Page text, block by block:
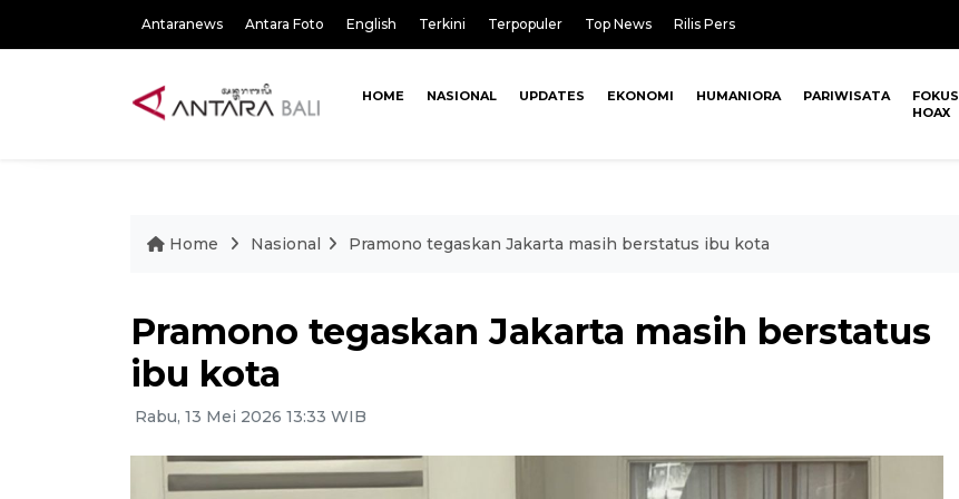
Antaranews Antara Foto English Terkini Terpopuler Top News Rilis Pers
HOME NASIONAL UPDATES EKONOMI HUMANIORA PARIWISATA
FOKUS
HOAX
Home Nasional Pramono tegaskan Jakarta masih berstatus ibu kota
Pramono tegaskan Jakarta masih berstatus
ibu kota
Rabu, 13 Mei 2026 13:33 WIB